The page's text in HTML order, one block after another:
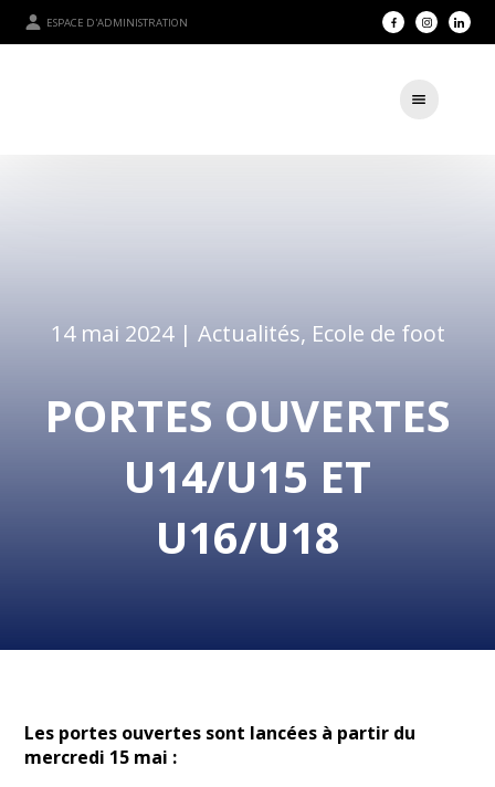
ESPACE D'ADMINISTRATION
14 mai 2024 | Actualités, Ecole de foot
PORTES OUVERTES
U14/U15 ET
U16/U18
Les portes ouvertes sont lancées à partir du
mercredi 15 mai :